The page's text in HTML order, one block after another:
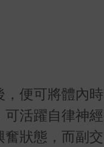
便可將體內
活躍自律神
狀態，而副